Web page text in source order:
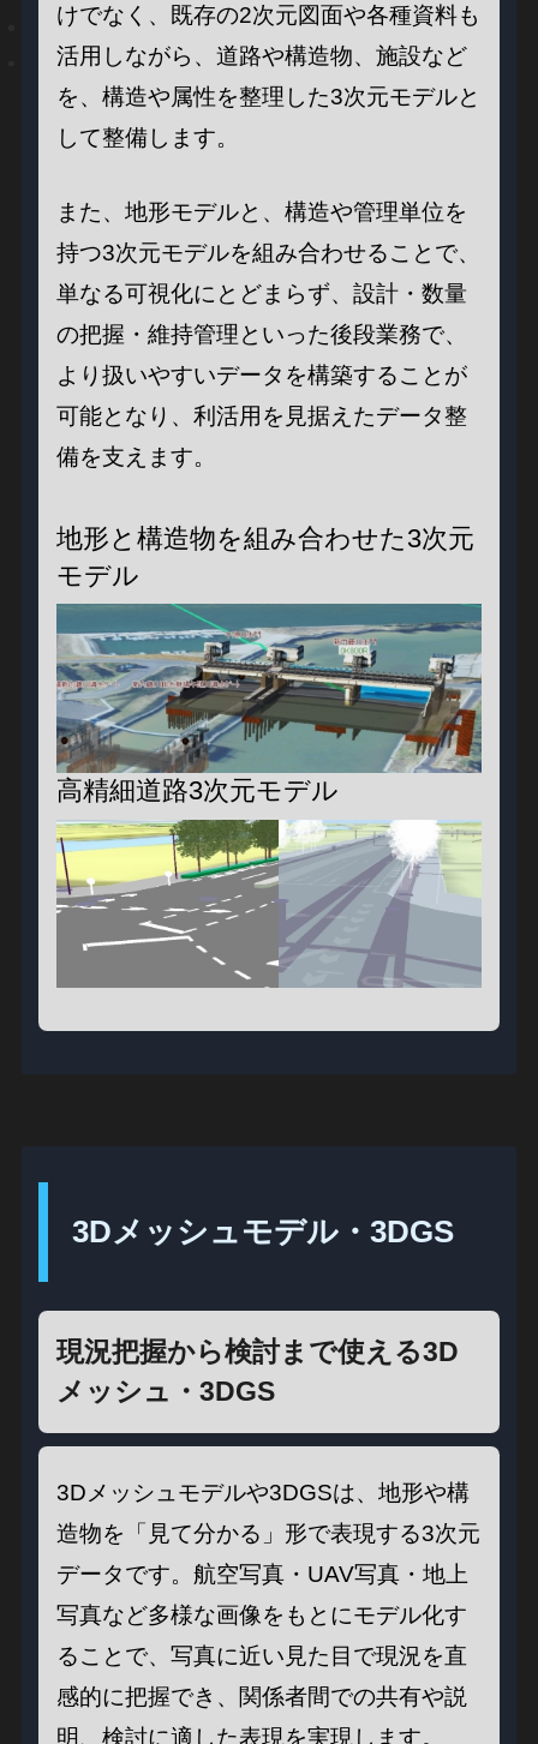
けでなく、既存の2次元図面や各種資料も
活用しながら、道路や構造物、施設など
を、構造や属性を整理した3次元モデルと
して整備します。
また、地形モデルと、構造や管理単位を
持つ3次元モデルを組み合わせることで、
単なる可視化にとどまらず、設計・数量
の把握・維持管理といった後段業務で、
より扱いやすいデータを構築することが
可能となり、利活用を見据えたデータ整
備を支えます。
地形と構造物を組み合わせた3次元
モデル
高精細道路3次元モデル
3Dメッシュモデル・3DGS
現況把握から検討まで使える3D
メッシュ・3DGS
3Dメッシュモデルや3DGSは、地形や構
造物を「見て分かる」形で表現する3次元
データです。航空写真・UAV写真・地上
写真など多様な画像をもとにモデル化す
ることで、写真に近い見た目で現況を直
感的に把握でき、関係者間での共有や説
明、検討に適した表現を実現します。